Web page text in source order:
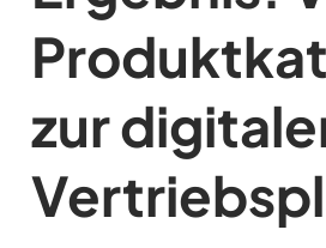
zur